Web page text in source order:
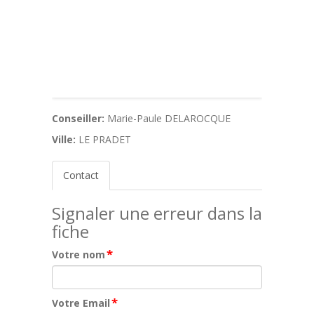
Conseiller: Marie-Paule DELAROCQUE
Ville: LE PRADET
Contact
Signaler une erreur dans la
fiche
Votre nom*
Votre Email*